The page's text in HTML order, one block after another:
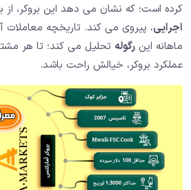
کرده است؛ که نشان می دهد این بروکر، از
اجرایی، پیروی می کند. تاریخچه معاملات
ماهانه این رگوله تحلیل می کند؛ تا هر
عملکرد بروکر، خیالش راحت باشد.